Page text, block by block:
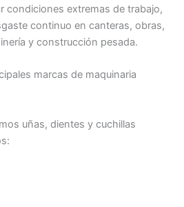
condiciones extremas de trabajo,
continuo en canteras, obras,
y construcción pesada.
marcas de maquinaria
uñas, dientes y cuchillas